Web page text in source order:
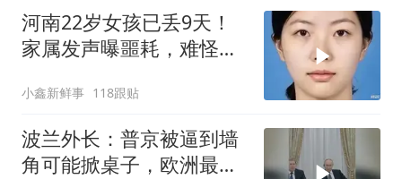
河南22岁女孩已丢9天！
家属发声曝噩耗，难怪搜
小鑫新鲜事 118跟贴
波兰外长：普京被逼到墙
角可能掀桌子，欧洲最担